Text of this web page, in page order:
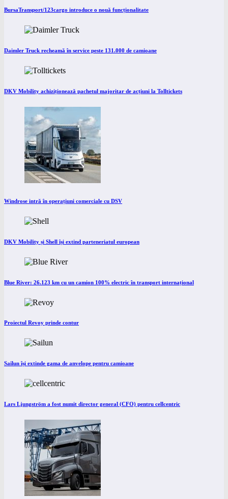
BursaTransport/123cargo introduce o nouă funcționalitate
Daimler Truck recheamă în service peste 131.000 de camioane
DKV Mobility achiziționează pachetul majoritar de acțiuni la Tolltickets
Windrose intră în operațiuni comerciale cu DSV
DKV Mobility și Shell își extind parteneriatul european
Blue River: 26.123 km cu un camion 100% electric în transport internațional
Proiectul Revoy prinde contur
Sailun își extinde gama de anvelope pentru camioane
Lars Ljungström a fost numit director general (CFO) pentru cellcentric